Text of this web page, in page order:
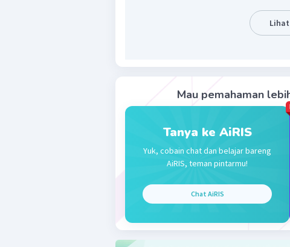
Mau pemahaman
Tanya ke AiRIS
Yuk, cobain chat dan belajar bareng
AiRIS, teman pintarmu!
Chat AiRIS